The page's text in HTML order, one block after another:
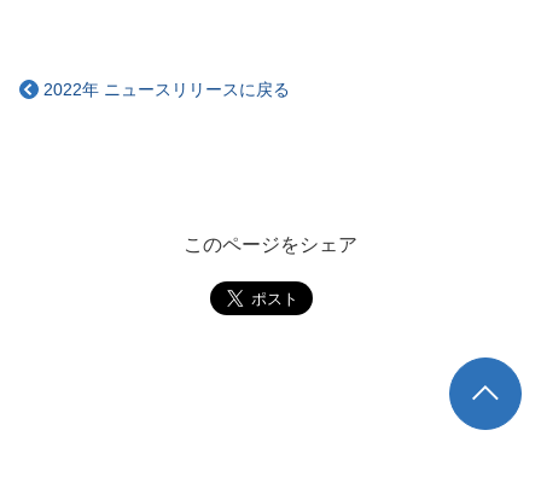
2022年 ニュースリリースに戻る
このページをシェア
TOP